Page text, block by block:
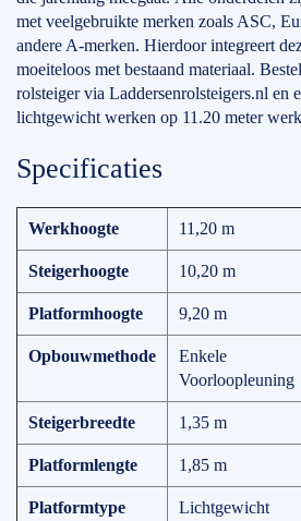
met veelgebruikte merken zoals ASC,
andere A-merken. Hierdoor integreert
moeiteloos met bestaand materiaal.
rolsteiger via Laddersenrolsteigers.nl en
lichtgewicht werken op 11.20 meter
Specificaties
Werkhoogte 11,20 m
Steigerhoogte 10,20 m
Platformhoogte 9,20 m
Opbouwmethode
Enkele
Voorloopleuning
Steigerbreedte 1,35 m
Platformlengte 1,85 m
Platformtype
Lichtgewicht